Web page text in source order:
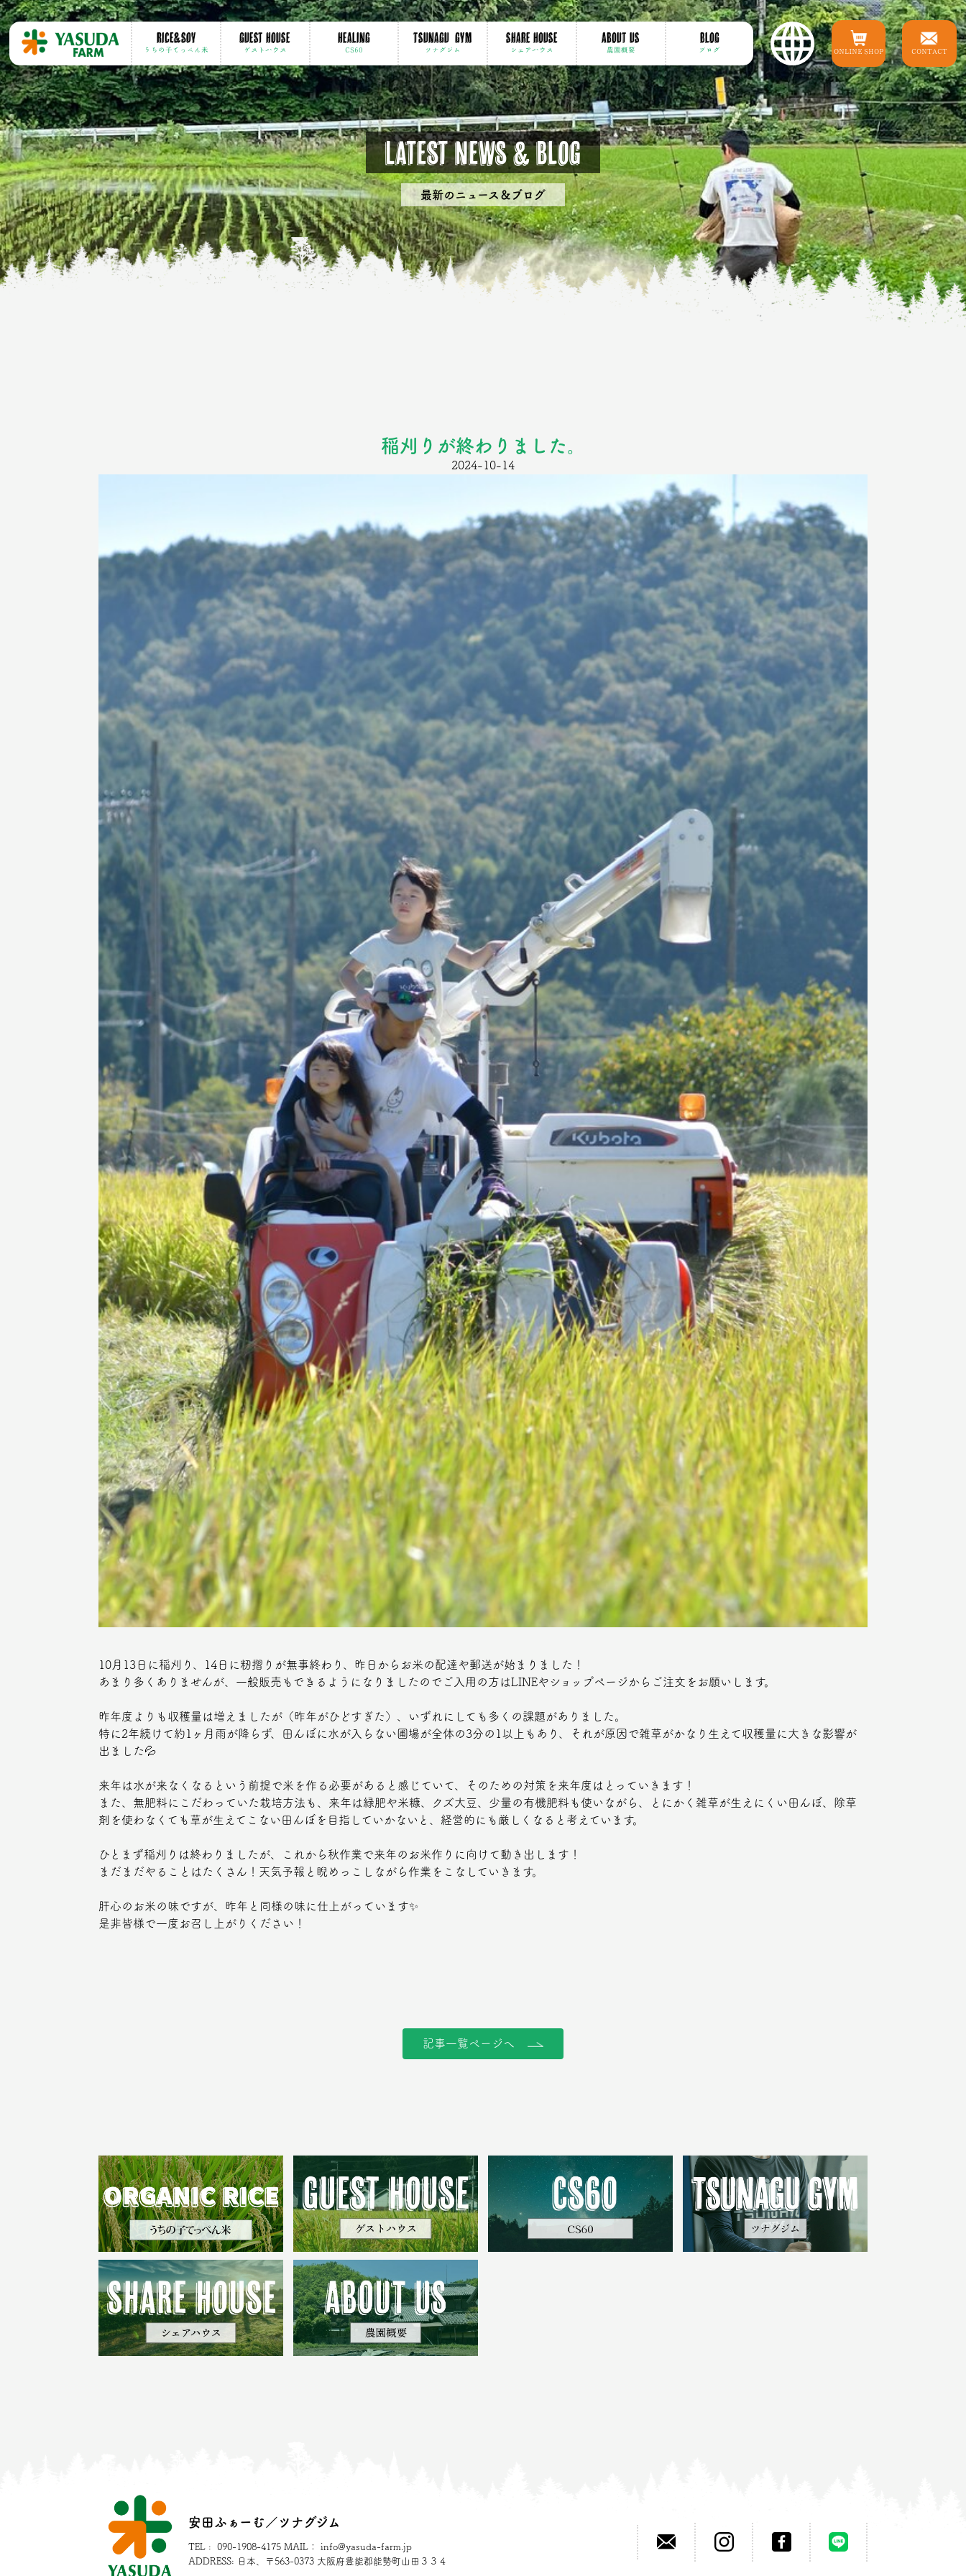
Rice&soy
うちの子てっぺん米
GUEST HOUSE
ゲストハウス
HEALING
CS60
TSUNAGU GYM
ツナグジム
SHARE HOUSE
シェアハウス
ABOUT US
農園概要
BLOG
ブログ ONLINE SHOP CONTACT
Latest news & Blog
最新のニュース＆ブログ
稲刈りが終わりました。
2024-10-14
10月13日に稲刈り、14日に籾摺りが無事終わり、昨日からお米の配達や郵送が始まりました！
あまり多くありませんが、一般販売もできるようになりましたのでご入用の方はLINEやショップページからご注文をお願いします。
昨年度よりも収穫量は増えましたが（昨年がひどすぎた）、いずれにしても多くの課題がありました。
特に2年続けて約1ヶ月雨が降らず、田んぼに水が入らない圃場が全体の3分の1以上もあり、それが原因で雑草がかなり生えて収穫量に大きな影響が
出ました💦
来年は水が来なくなるという前提で米を作る必要があると感じていて、そのための対策を来年度はとっていきます！
また、無肥料にこだわっていた栽培方法も、来年は緑肥や米糠、クズ大豆、少量の有機肥料も使いながら、とにかく雑草が生えにくい田んぼ、除草
剤を使わなくても草が生えてこない田んぼを目指していかないと、経営的にも厳しくなると考えています。
ひとまず稲刈りは終わりましたが、これから秋作業で来年のお米作りに向けて動き出します！
まだまだやることはたくさん！天気予報と睨めっこしながら作業をこなしていきます。
肝心のお米の味ですが、昨年と同様の味に仕上がっています✨
是非皆様で一度お召し上がりください！
記事一覧ページへ
安田ふぁーむ／ツナグジム
TEL : 090-1908-4175 MAIL： info@yasuda-farm.jp
ADDRESS: 日本、〒563-0373 大阪府豊能郡能勢町山田３３４